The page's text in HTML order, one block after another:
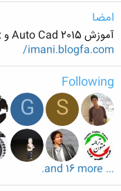
امضا
آموزش Auto Cad 2015 و 3D Max در وبلاگ من
imani.blogfa.com/
Following
S
G
... and 16 more.